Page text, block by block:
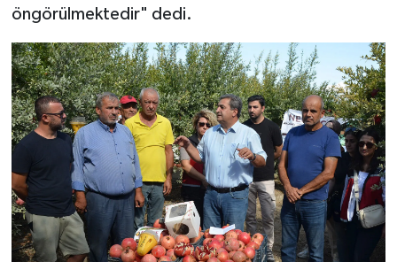
öngörülmektedir" dedi.